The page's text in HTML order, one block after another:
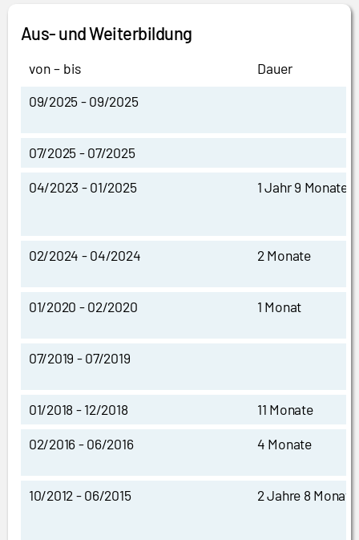
Aus- und Weiterbildung
von – bis
Dauer
09/2025 - 09/2025
07/2025 - 07/2025
04/2023 - 01/2025
1 Jahr 9 Monate
02/2024 - 04/2024 2 Monate
01/2020 - 02/2020 1 Monat
07/2019 - 07/2019
01/2018 - 12/2018
11 Monate
02/2016 - 06/2016
4 Monate
10/2012 - 06/2015 2 Jahre 8 Monate